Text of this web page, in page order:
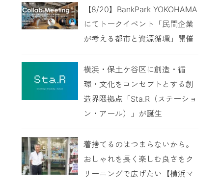
【8/20】BankPark YOKOHAMA
にてトークイベント「民間企業
が考える都市と資源循環」開催
横浜・保土ケ谷区に創造・循
環・文化をコンセプトとする創
造界隈拠点「Sta.R（ステーショ
ン・アール）」が誕生
着捨てるのはつまらないから。
おしゃれを長く楽しむ良さをク
リーニングで広げたい【横浜マ